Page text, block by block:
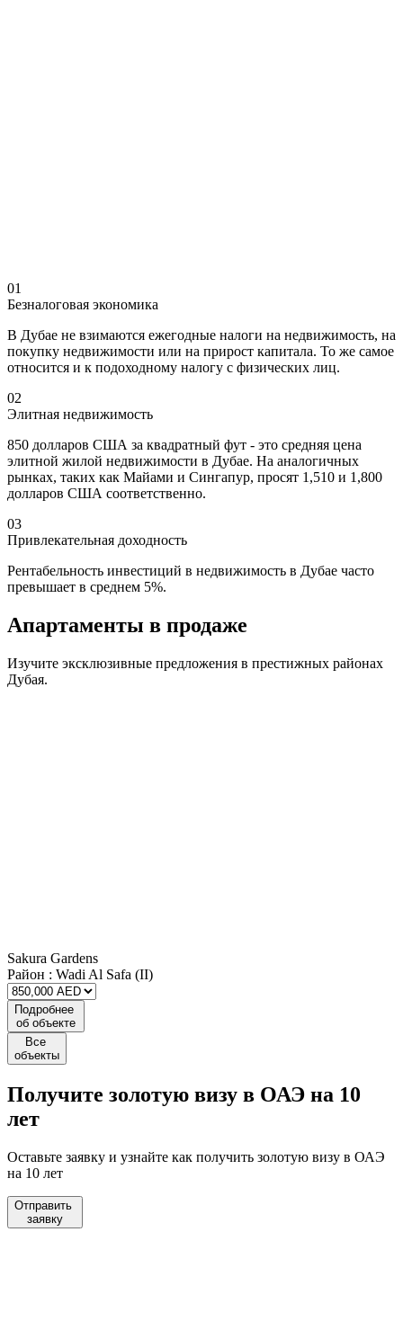
01
Безналоговая экономика
В Дубае не взимаются ежегодные налоги на недвижимость, на
покупку недвижимости или на прирост капитала. То же самое
относится и к подоходному налогу с физических лиц.
02
Элитная недвижимость
850 долларов США за квадратный фут - это средняя цена
элитной жилой недвижимости в Дубае. На аналогичных
рынках, таких как Майами и Сингапур, просят 1,510 и 1,800
долларов США соответственно.
03
Привлекательная доходность
Рентабельность инвестиций в недвижимость в Дубае часто
превышает в среднем 5%.
Апартаменты в продаже
Изучите эксклюзивные предложения в престижных районах
Дубая.
Sakura Gardens
Район : Wadi Al Safa (II)
Подробнее
об объекте
Все
объекты
Получите золотую визу в ОАЭ на 10
лет
Оставьте заявку и узнайте как получить золотую визу в ОАЭ
на 10 лет
Отправить
заявку